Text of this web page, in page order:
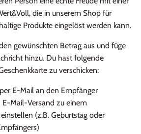
die in unserem Shop für
Produkte eingelöst werden kann.
gewünschten Betrag aus und füge
hinzu. Du hast folgende
zu verschicken:
E-Mail an den Empfänger
Mail-Versand zu einem
(z.B. Geburtstag oder